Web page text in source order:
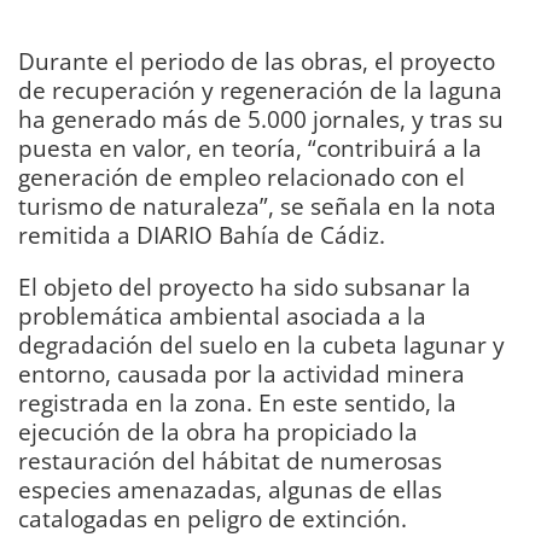
Durante el periodo de las obras, el proyecto
de recuperación y regeneración de la laguna
ha generado más de 5.000 jornales, y tras su
puesta en valor, en teoría, “contribuirá a la
generación de empleo relacionado con el
turismo de naturaleza”, se señala en la nota
remitida a DIARIO Bahía de Cádiz.
El objeto del proyecto ha sido subsanar la
problemática ambiental asociada a la
degradación del suelo en la cubeta lagunar y
entorno, causada por la actividad minera
registrada en la zona. En este sentido, la
ejecución de la obra ha propiciado la
restauración del hábitat de numerosas
especies amenazadas, algunas de ellas
catalogadas en peligro de extinción.